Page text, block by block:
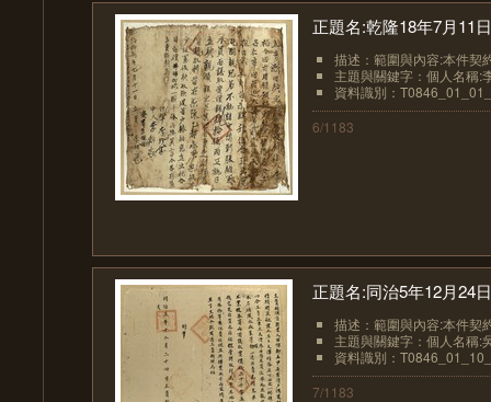
正題名:乾隆18年7月11
描述：範圍與內容:本件契
主題與關鍵字：個人名稱:
資料識別：
6/1183
正題名:同治5年12月24
描述：範圍與內容:本件契
主題與關鍵字：個人名稱:
資料識別：
7/1183